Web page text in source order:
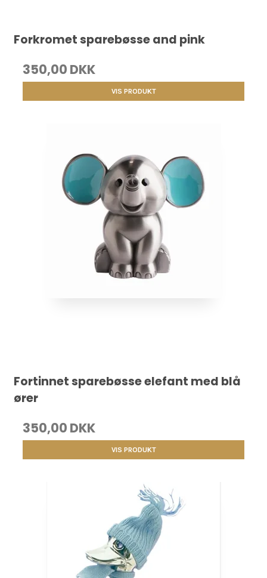
Forkromet sparebøsse and pink
350,00 DKK
VIS PRODUKT
Fortinnet sparebøsse elefant med blå
ører
350,00 DKK
VIS PRODUKT